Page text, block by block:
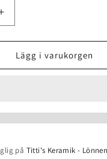
Öka
kvantitet
för
Alafosslopi
-
Lägg i varukorgen
på Titti's Keramik -